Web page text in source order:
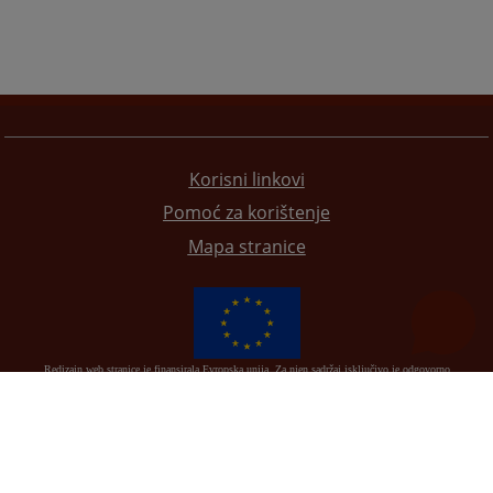
Korisni linkovi
Pomoć za korištenje
Mapa stranice
Redizajn web stranice je finansirala Evropska unija. Za njen sadržaj isključivo je odgovorno